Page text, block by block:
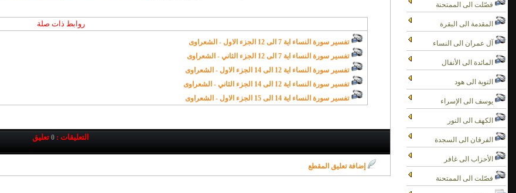
روابط ذات صلة
تفسير سورة النساء اية 7 الى 12 الجزء الثاني - الشعراوى
تفسير سورة النساء اية 12 الى 14 الجزء الاول - الشعراوى
تفسير سورة النساء اية 12 الى 14 الجزء الثاني - الشعراوى
تفسير سورة النساء اية 14 الى 15 الجزء الاول - الشعراوى
تفسير سورة النساء اية 14 الى 15 الجزء الثاني - الشعراوى
تفسير سورة النساء اية 15 الى 17 الجزء الاول - الشعراوى
تفسير سورة النساء اية 20 الى 23 الجزء الاول - الشعراوى
تفسير سورة النساء اية 20 الى 23 الجزء الثاني - الشعراوى
التعليقات : تعليق
إضافة تعليق المقطع
فصّلت الى الممتحنة
المقدمة الى البقرة
آل عمران الى النساء
المائدة الى الأنفال
التوبة الى هود
يوسف الى الإسراء
الكهف الى النور
الفرقان الى السجدة
الأحزاب الى غافر
فصّلت الى الممتحنة